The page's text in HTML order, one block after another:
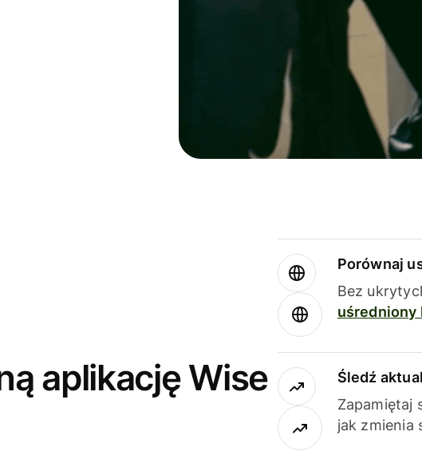
aplikację Wise
Porównaj
Bez
uśredniony
Śledź
Zapamiętaj
jak zmienia